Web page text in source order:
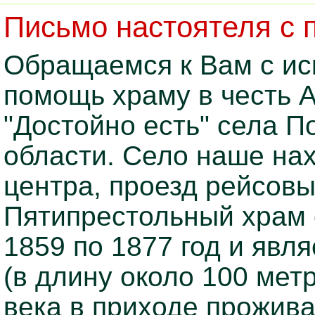
Письмо настоятеля с
Обращаемся к Вам с
помощь храму в честь
"Достойно есть" села
области. Село наше
центра, проезд
Пятипрестольный
1859 по 1877 год и
(в длину около 100
века в приходе